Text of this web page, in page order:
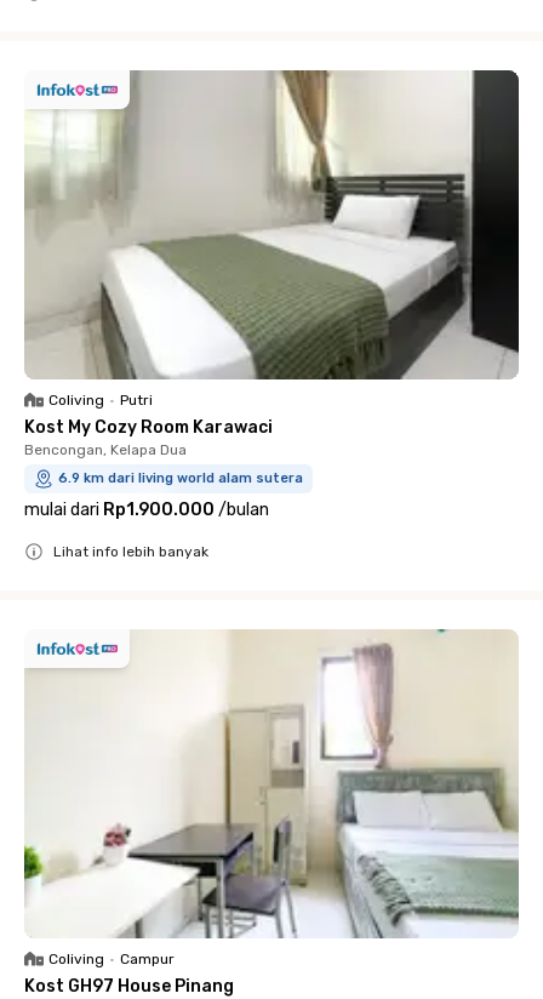
Coliving • Putri
Kost My Cozy Room Karawaci
Bencongan, Kelapa Dua
6.9 km dari living world alam sutera
mulai dari Rp1.900.000 /bulan
Lihat info lebih banyak
Coliving • Campur
Kost GH97 House Pinang